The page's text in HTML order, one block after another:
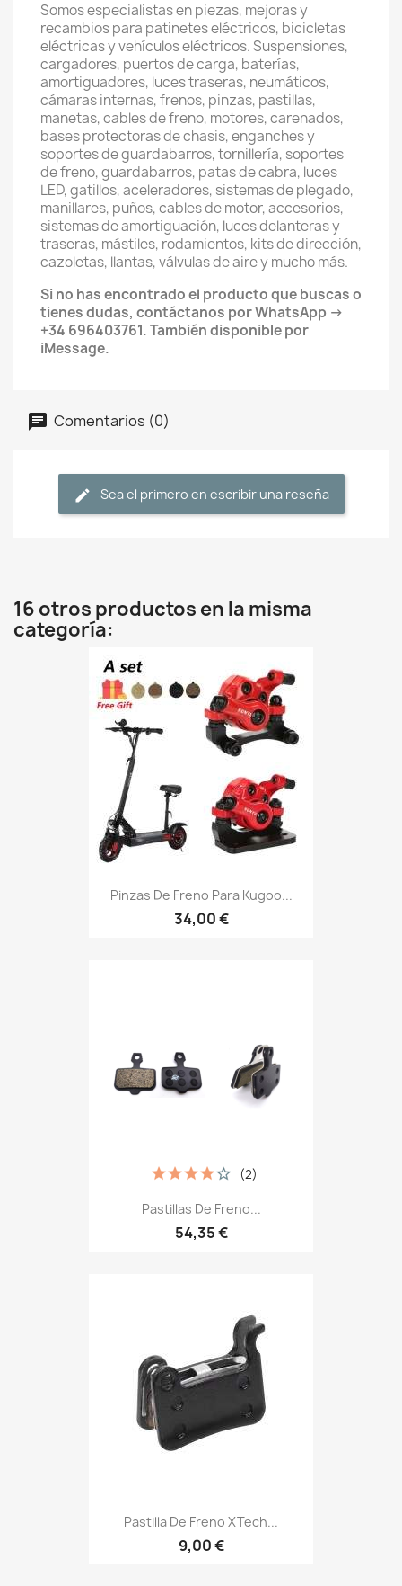
Somos especialistas en piezas, mejoras y
recambios para patinetes eléctricos, bicicletas
eléctricas y vehículos eléctricos. Suspensiones,
cargadores, puertos de carga, baterías,
amortiguadores, luces traseras, neumáticos,
cámaras internas, frenos, pinzas, pastillas,
manetas, cables de freno, motores, carenados,
bases protectoras de chasis, enganches y
soportes de guardabarros, tornillería, soportes
de freno, guardabarros, patas de cabra, luces
LED, gatillos, aceleradores, sistemas de plegado,
manillares, puños, cables de motor, accesorios,
sistemas de amortiguación, luces delanteras y
traseras, mástiles, rodamientos, kits de dirección,
cazoletas, llantas, válvulas de aire y mucho más.
Si no has encontrado el producto que buscas o
tienes dudas, contáctanos por WhatsApp →
+34 696403761. También disponible por
iMessage.
Comentarios (0)
Sea el primero en escribir una reseña
16 otros productos en la misma
categoría:
Pinzas De Freno Para Kugoo...
34,00 €
Pastillas De Freno...
54,35 €
(2)
Pastilla De Freno XTech...
9,00 €